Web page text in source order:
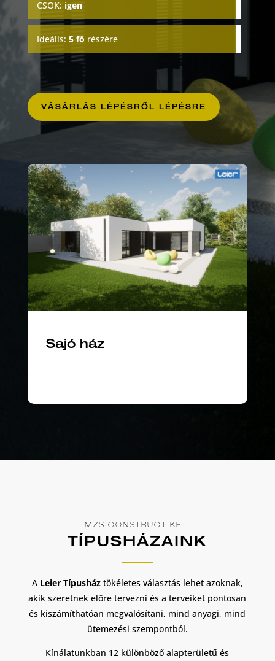
CSOK: igen
Ideális: 5 főrészére
VÁSÁRLÁS LÉPÉSRŐL LÉPÉSRE
Sajó ház
MZS CONSTRUCT KFT.
TÍPUSHÁZAINK
A Leier Típusház tökéletes választás lehet azoknak,
akik szeretnek előre tervezni és a terveiket pontosan
és kiszámíthatóan megvalósítani, mind anyagi, mind
ütemezési szempontból.
Kínálatunkban 12 különböző alapterületű és